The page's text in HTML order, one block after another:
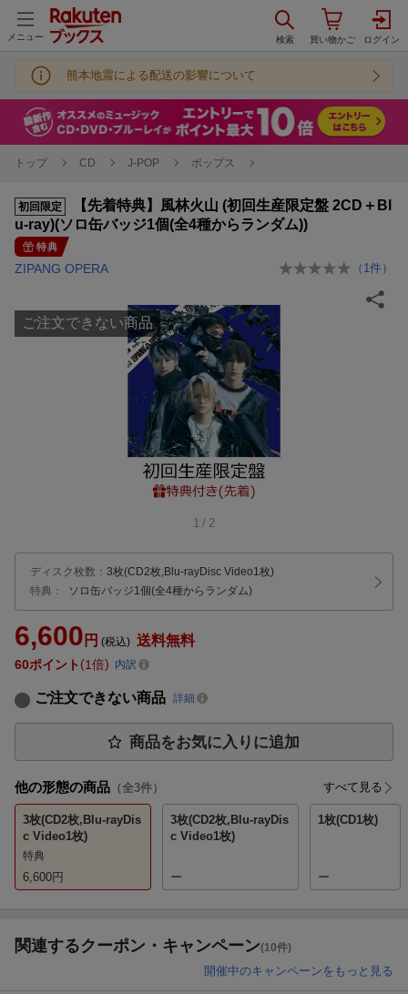
メニュー
熊本地震による配送の影響について
トップ CD J-POP ポップス
初回限定
【先着特典】風林火山 (初回生産限定盤 2CD＋Bl
u-ray)(ソロ缶バッジ1個(全4種からランダム))
特典
ZIPANG OPERA （ 1 件）
ご注文できない商品
1 / 2
ディスク枚数 ： 3枚(CD2枚,Blu-rayDisc Video1枚)
特典：
ソロ缶バッジ1個(全4種からランダム)
6,600 円 (税込) 送料無料
60ポイント 1倍 内訳
ご注文できない商品 詳細
商品をお気に入りに追加
他の形態の商品 （全3件） すべて見る
3枚(CD2枚,Blu-rayDis
c Video1枚)
特典
6,600円
3枚(CD2枚,Blu-rayDis
c Video1枚)
ー
1枚(CD1枚)
ー
関連するクーポン・キャンペーン(10件)
開催中のキャンペーンをもっと見る